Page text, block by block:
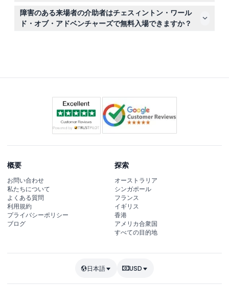
快適な服装と適切な履物を持参してください。スナックや
水も持参を検討しましょう。貴重品を保管するためのロッ
カーは現地で5ポンドで利用可能です。
障害のある来場者の介助者はチェスィントン・ワール
ド・オブ・アドベンチャーズで無料入場できますか？
概要
お問い合わせ
私たちについて
よくある質問
利用規約
プライバシーポリシー
ブログ
探索
オーストラリア
シンガポール
フランス
イギリス
香港
アメリカ合衆国
すべての目的地
日本語 USD